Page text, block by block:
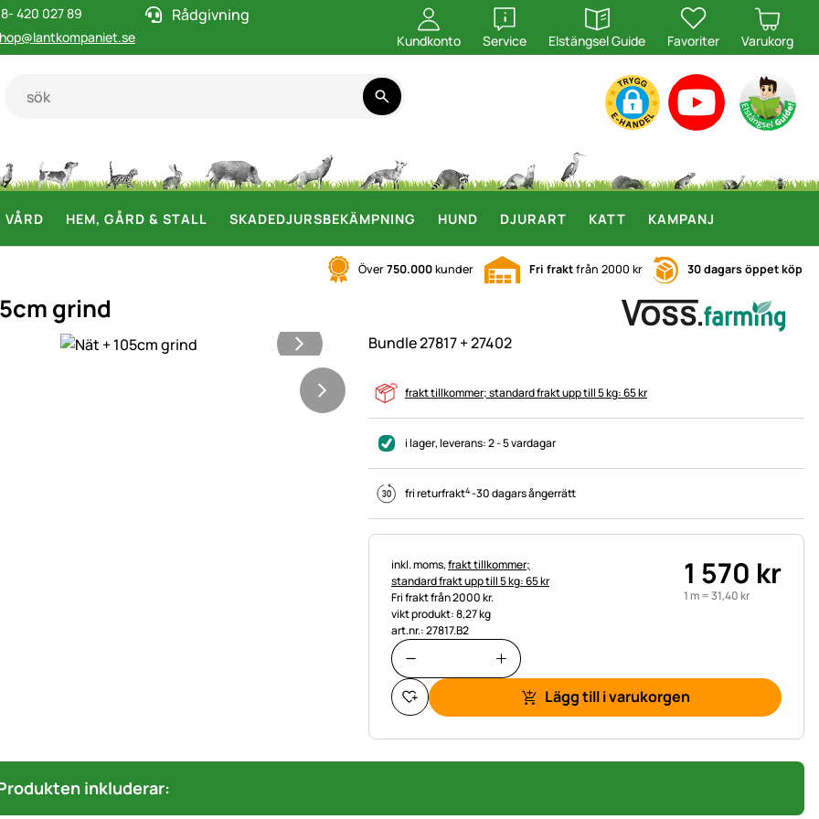
420 027 89
Rådgivning
Kundkonto Service
öppna
Elstängsel Guide
öppna
Favoriter Varukorg
VÅRD HEM, GÅRD & STALL SKADEDJURSBEKÄMPNING HUND DJURART KATT KAMPANJ
Över750.000kunder Fri fraktfrån 2000 kr 30 dagars öppet köp
grind
Bundle 27817 + 27402
frakt tillkommer; standard frakt upp till 5 kg: 65 kr
i lager, leverans:2 - 5 vardagar
fri returfrakt4-30 dagars ångerrätt
Skatteinformation:
inkl. moms,frakt tillkommer;
standard frakt upp till 5 kg: 65 kr
Fri frakt från 2000 kr.
vikt produkt: 8,27 kg
art.nr.: 27817.B2
1 570 kr
1 m =31,40kr
Lägg till i varukorgen
inkluderar: